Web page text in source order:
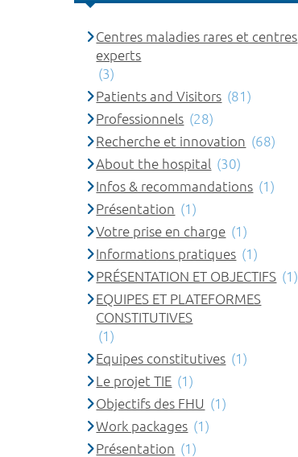
Centres maladies rares et centres
experts
(3)
Patients and Visitors (81)
Professionnels (28)
Recherche et innovation (68)
About the hospital (30)
Infos & recommandations (1)
Présentation (1)
Votre prise en charge (1)
Informations pratiques (1)
PRÉSENTATION ET OBJECTIFS (1)
EQUIPES ET PLATEFORMES
CONSTITUTIVES
(1)
Equipes constitutives (1)
Le projet TIE (1)
Objectifs des FHU (1)
Work packages (1)
Présentation (1)